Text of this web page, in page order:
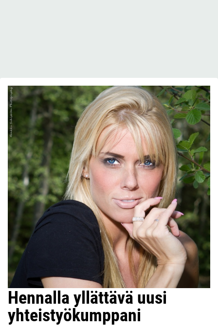
Hennalla yllättävä uusi
yhteistyökumppani